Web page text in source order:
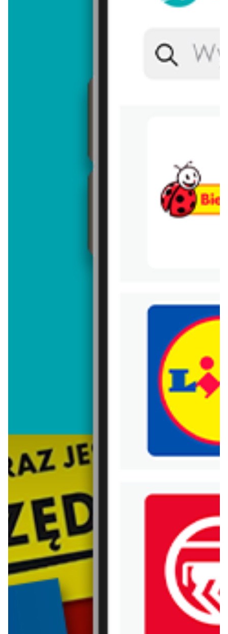
Trafiłeś na nieaktualną gazetkę
Zobacz aktualne gazetki Blix!
Castorama
Najlepsze oferty
PSB Mrówka
Gazetka 06.08-14.08
WIĘCEJ GAZETEK
CASTORAMA